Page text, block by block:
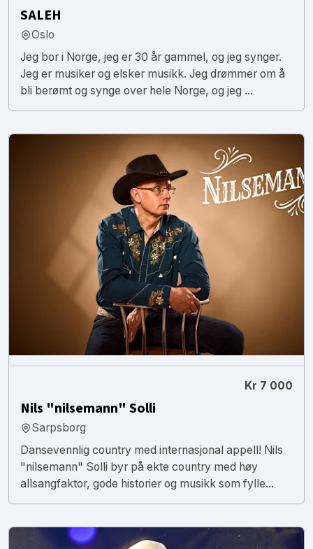
SALEH
Oslo
Jeg bor i Norge, jeg er 30 år gammel, og jeg synger.
Jeg er musiker og elsker musikk. Jeg drømmer om å
bli berømt og synge over hele Norge, og jeg ...
Kr 7 000
Nils "nilsemann" Solli
Sarpsborg
Dansevennlig country med internasjonal appell! Nils
"nilsemann" Solli byr på ekte country med høy
allsangfaktor, gode historier og musikk som fylle...